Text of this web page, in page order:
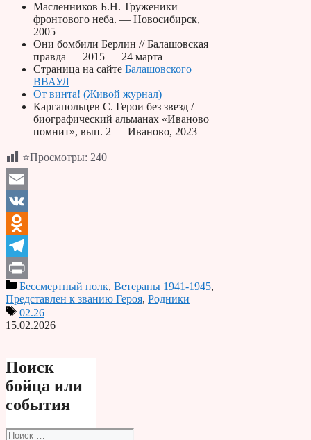
Масленников Б.Н. Труженики
фронтового неба. — Новосибирск,
2005
Они бомбили Берлин // Балашовская
правда — 2015 — 24 марта
Страница на сайте Балашовского
ВВАУЛ
От винта! (Живой журнал)
Каргапольцев С. Герои без звезд /
биографический альманах «Иваново
помнит», вып. 2 — Иваново, 2023
⭐Просмотры: 240
Email
VK
Odnoklassniki
Telegram
PrintБессмертный полк, Ветераны 1941-1945,
Представлен к званию Героя, Родники
02.26
15.02.2026
Поиск
бойца или
события
Поиск: